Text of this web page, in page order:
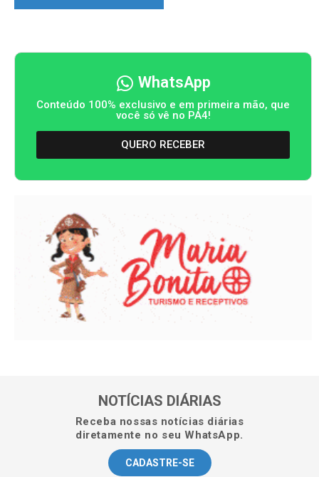
WhatsApp
Conteúdo 100% exclusivo e em primeira mão, que
você só vê no PA4!
QUERO RECEBER
NOTÍCIAS DIÁRIAS
Receba nossas notícias diárias
diretamente no seu WhatsApp.
CADASTRE-SE